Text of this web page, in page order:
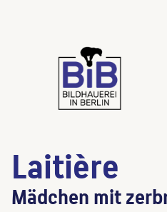
Laitière
Mädchen mit